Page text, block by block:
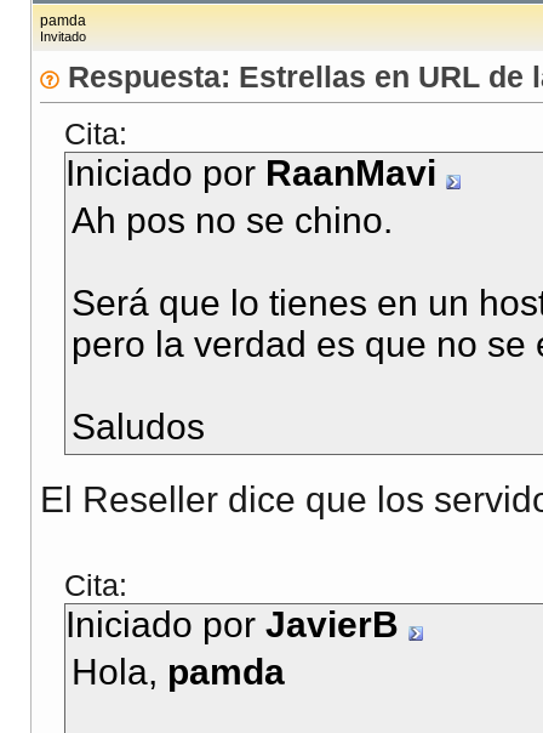
pamda
Invitado
Respuesta: Estrellas en URL de
Cita:
Iniciado por RaanMavi
Ah pos no se chino.
Será que lo tienes en un
pero la verdad es que no
Saludos
El Reseller dice que los
Cita:
Iniciado por JavierB
Hola, pamda